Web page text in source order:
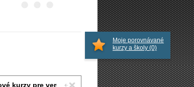
Moje porovnávané
kurzy a školy (0)